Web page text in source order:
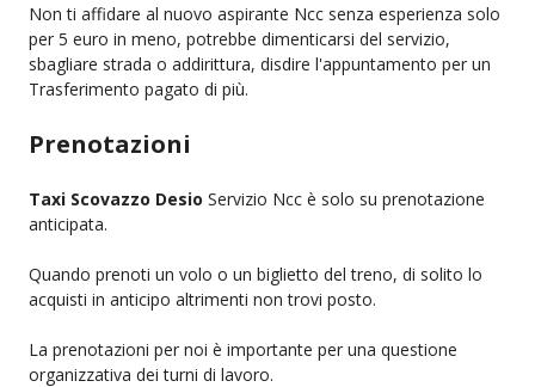
Non ti affidare al nuovo aspirante Ncc senza esperienza solo
per 5 euro in meno, potrebbe dimenticarsi del servizio,
sbagliare strada o addirittura, disdire l'appuntamento per un
Trasferimento pagato di più.
Prenotazioni
Taxi Scovazzo Desio Servizio Ncc è solo su prenotazione
anticipata.
Quando prenoti un volo o un biglietto del treno, di solito lo
acquisti in anticipo altrimenti non trovi posto.
La prenotazioni per noi è importante per una questione
organizzativa dei turni di lavoro.